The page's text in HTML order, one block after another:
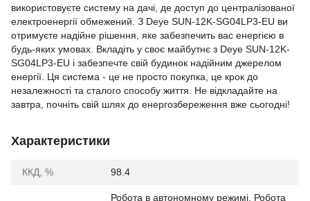
використовуєте систему на дачі, де доступ до централізованої
електроенергії обмежений. З Deye SUN-12K-SG04LP3-EU ви
отримуєте надійне рішення, яке забезпечить вас енергією в
будь-яких умовах. Вкладіть у своє майбутнє з Deye SUN-12K-
SG04LP3-EU і забезпечте свій будинок надійним джерелом
енергії. Ця система - це не просто покупка, це крок до
незалежності та сталого способу життя. Не відкладайте на
завтра, почніть свій шлях до енергозбереження вже сьогодні!
Характеристики
ККД, % 98.4
Робота в автономному режимі, Робота